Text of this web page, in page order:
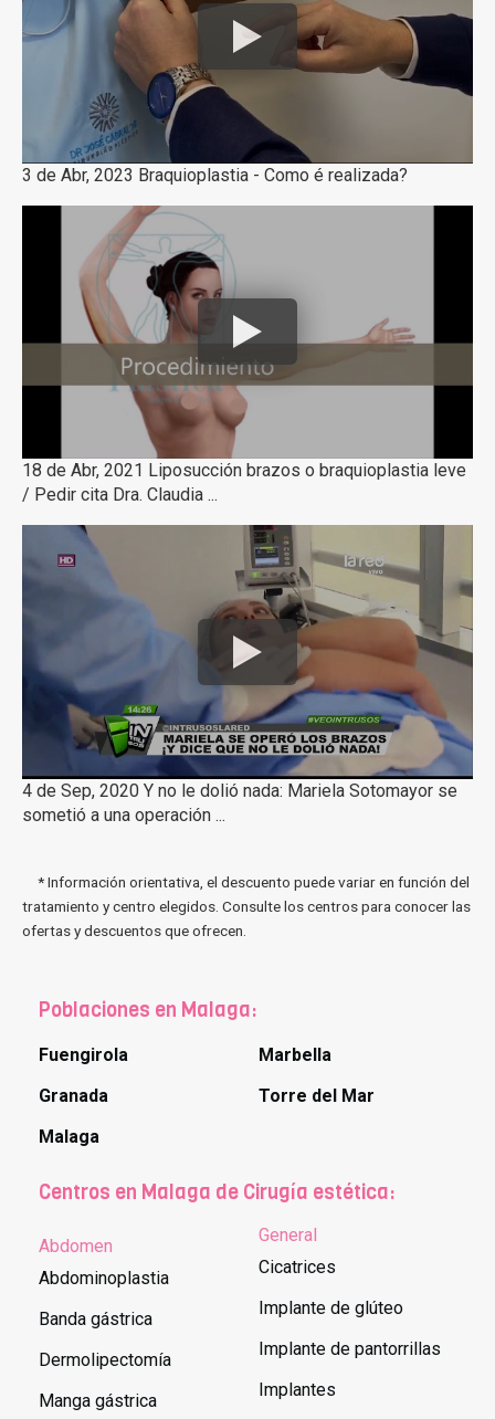
3 de Abr, 2023 Braquioplastia - Como é realizada?
18 de Abr, 2021 Liposucción brazos o braquioplastia leve
/ Pedir cita Dra. Claudia ...
4 de Sep, 2020 Y no le dolió nada: Mariela Sotomayor se
sometió a una operación ...
* Información orientativa, el descuento puede variar en función del
tratamiento y centro elegidos. Consulte los centros para conocer las
ofertas y descuentos que ofrecen.
Poblaciones en Malaga:
Fuengirola
Granada
Malaga
Marbella
Torre del Mar
Centros en Malaga de Cirugía estética:
Abdomen
Abdominoplastia
Banda gástrica
Dermolipectomía
Manga gástrica
General
Cicatrices
Implante de glúteo
Implante de pantorrillas
Implantes